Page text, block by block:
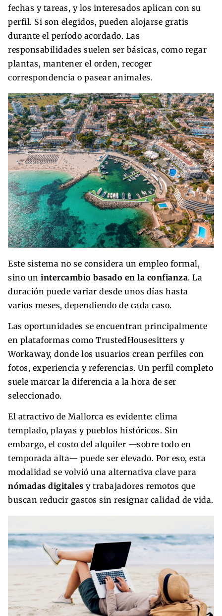
fechas y tareas, y los interesados aplican con su
perfil. Si son elegidos, pueden alojarse gratis
durante el período acordado. Las
responsabilidades suelen ser básicas, como regar
plantas, mantener el orden, recoger
correspondencia o pasear animales.
Este sistema no se considera un empleo formal,
sino un intercambio basado en la confianza. La
duración puede variar desde unos días hasta
varios meses, dependiendo de cada caso.
Las oportunidades se encuentran principalmente
en plataformas como TrustedHousesitters y
Workaway, donde los usuarios crean perfiles con
fotos, experiencia y referencias. Un perfil completo
suele marcar la diferencia a la hora de ser
seleccionado.
El atractivo de Mallorca es evidente: clima
templado, playas y pueblos históricos. Sin
embargo, el costo del alquiler —sobre todo en
temporada alta— puede ser elevado. Por eso, esta
modalidad se volvió una alternativa clave para
nómadas digitales y trabajadores remotos que
buscan reducir gastos sin resignar calidad de vida.